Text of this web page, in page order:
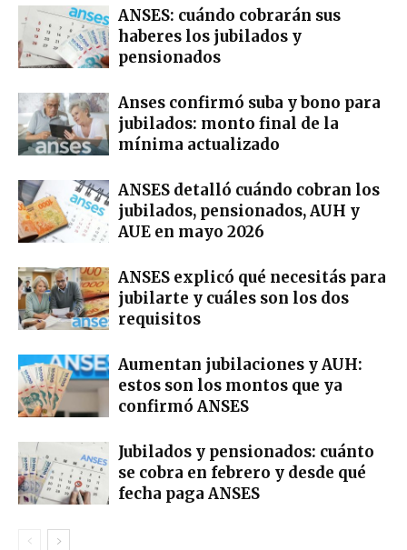
ANSES: cuándo cobrarán sus
haberes los jubilados y
pensionados
Anses confirmó suba y bono para
jubilados: monto final de la
mínima actualizado
ANSES detalló cuándo cobran los
jubilados, pensionados, AUH y
AUE en mayo 2026
ANSES explicó qué necesitás para
jubilarte y cuáles son los dos
requisitos
Aumentan jubilaciones y AUH:
estos son los montos que ya
confirmó ANSES
Jubilados y pensionados: cuánto
se cobra en febrero y desde qué
fecha paga ANSES